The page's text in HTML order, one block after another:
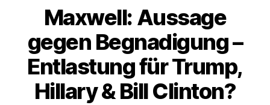
Maxwell: Aussage
gegen Begnadigung –
Entlastung für Trump,
Hillary & Bill Clinton?